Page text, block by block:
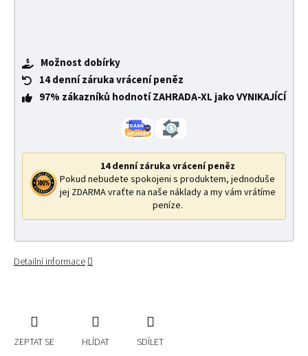
Možnost dobírky
14 denní záruka vrácení peněz
97% zákazníků hodnotí ZAHRADA-XL jako VYNIKAJÍCÍ
14 denní záruka vrácení peněz
Pokud nebudete spokojeni s produktem, jednoduše
jej ZDARMA vraťte na naše náklady a my vám vrátíme
peníze.
Detailní informace
ZEPTAT SE HLÍDAT SDÍLET